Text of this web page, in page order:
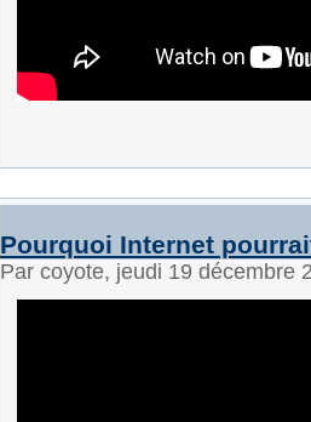
Pourquoi Internet
Par coyote, jeudi 19 décembre